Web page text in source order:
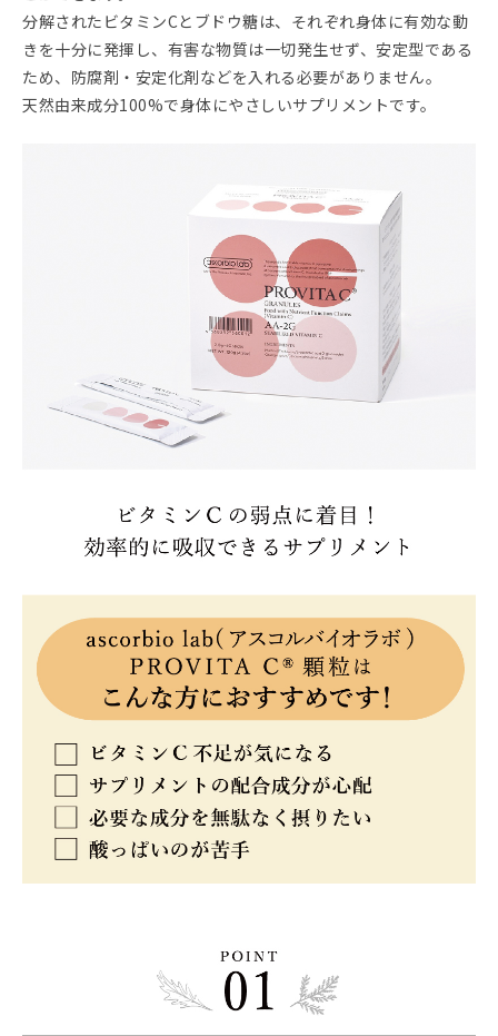
分解されたビタミンCとブドウ糖は、それぞれ身体に有効な動
きを十分に発揮し、有害な物質は一切発生せず、安定型である
ため、防腐剤・安定化剤などを入れる必要がありません。
天然由来成分100%で身体にやさしいサプリメントです。